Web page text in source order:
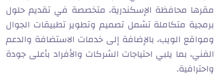
مقرها محافظة الإسكندرية، متخصصة في تقديم حلول
برمجية متكاملة تشمل تصميم وتطوير تطبيقات الجوال
ومواقع الويب، بالإضافة إلى خدمات الاستضافة والدعم
الفني، بما يلبي احتياجات الشركات والأفراد بأعلى جودة
واحترافية.